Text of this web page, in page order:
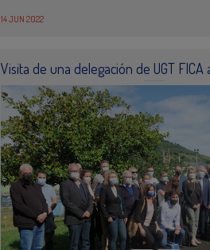
14 JUN 2022
Visita de una delegación de UGT